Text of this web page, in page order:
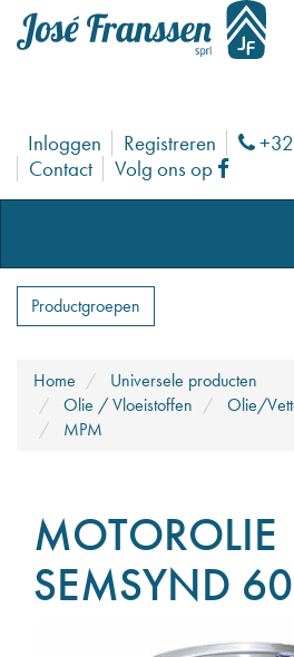
Inloggen Registreren
Contact
Volg ons op
Productgroepen
Home
Universele producten
Olie / Vloeistoffen
Olie/
MPM
SEMSYND